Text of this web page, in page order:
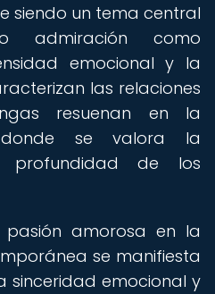
siendo un tema central
admiración como
emocional y la
las relaciones
resuenan en la
se valora la
de los
amorosa en la
se manifiesta
sinceridad emocional y